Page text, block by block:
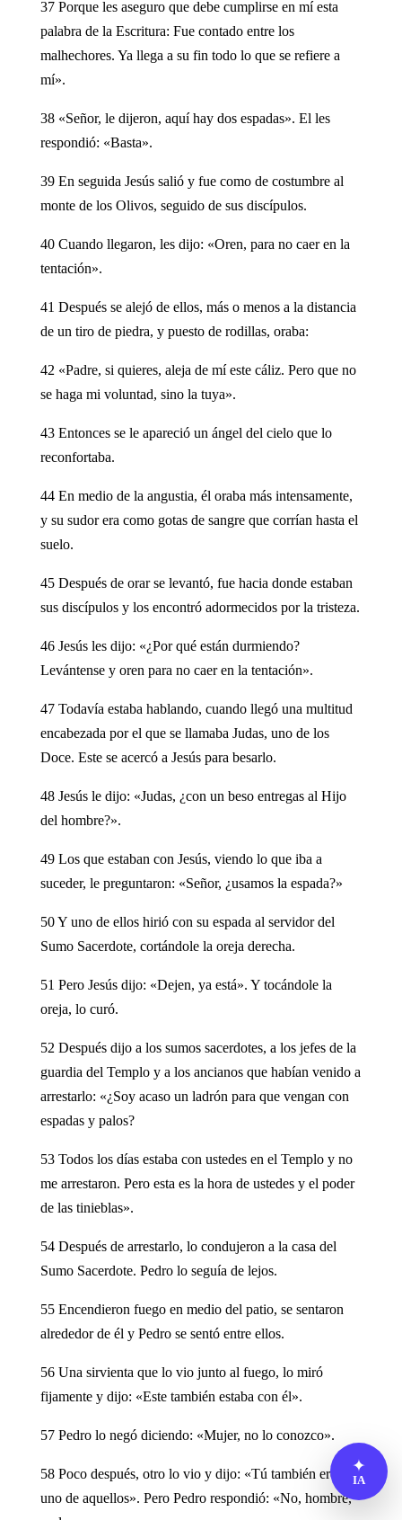
37 Porque les aseguro que debe cumplirse en mí esta
palabra de la Escritura: Fue contado entre los
malhechores. Ya llega a su fin todo lo que se refiere a
mí».
38 «Señor, le dijeron, aquí hay dos espadas». El les
respondió: «Basta».
39 En seguida Jesús salió y fue como de costumbre al
monte de los Olivos, seguido de sus discípulos.
40 Cuando llegaron, les dijo: «Oren, para no caer en la
tentación».
41 Después se alejó de ellos, más o menos a la distancia
de un tiro de piedra, y puesto de rodillas, oraba:
42 «Padre, si quieres, aleja de mí este cáliz. Pero que no
se haga mi voluntad, sino la tuya».
43 Entonces se le apareció un ángel del cielo que lo
reconfortaba.
44 En medio de la angustia, él oraba más intensamente,
y su sudor era como gotas de sangre que corrían hasta el
suelo.
45 Después de orar se levantó, fue hacia donde estaban
sus discípulos y los encontró adormecidos por la tristeza.
46 Jesús les dijo: «¿Por qué están durmiendo?
Levántense y oren para no caer en la tentación».
47 Todavía estaba hablando, cuando llegó una multitud
encabezada por el que se llamaba Judas, uno de los
Doce. Este se acercó a Jesús para besarlo.
48 Jesús le dijo: «Judas, ¿con un beso entregas al Hijo
del hombre?».
49 Los que estaban con Jesús, viendo lo que iba a
suceder, le preguntaron: «Señor, ¿usamos la espada?»
50 Y uno de ellos hirió con su espada al servidor del
Sumo Sacerdote, cortándole la oreja derecha.
51 Pero Jesús dijo: «Dejen, ya está». Y tocándole la
oreja, lo curó.
52 Después dijo a los sumos sacerdotes, a los jefes de la
guardia del Templo y a los ancianos que habían venido a
arrestarlo: «¿Soy acaso un ladrón para que vengan con
espadas y palos?
53 Todos los días estaba con ustedes en el Templo y no
me arrestaron. Pero esta es la hora de ustedes y el poder
de las tinieblas».
54 Después de arrestarlo, lo condujeron a la casa del
Sumo Sacerdote. Pedro lo seguía de lejos.
55 Encendieron fuego en medio del patio, se sentaron
alrededor de él y Pedro se sentó entre ellos.
56 Una sirvienta que lo vio junto al fuego, lo miró
fijamente y dijo: «Este también estaba con él».
57 Pedro lo negó diciendo: «Mujer, no lo conozco».
58 Poco después, otro lo vio y dijo: «Tú también eres
uno de aquellos». Pero Pedro respondió: «No, hombre,
✦
IA